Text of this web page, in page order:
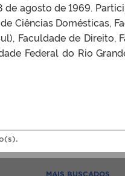
de agosto de 1969.
Ciências Domésticas,
Faculdade de
Federal do Rio
MAIS BUSCADOS